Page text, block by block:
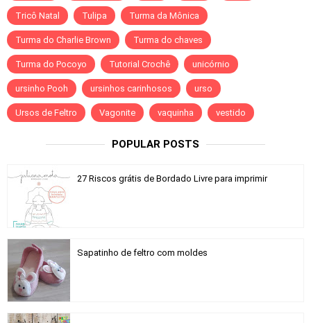
Tricô Natal Tulipa Turma da Mônica
Turma do Charlie Brown Turma do chaves
Turma do Pocoyo Tutorial Crochê unicórnio
ursinho Pooh ursinhos carinhosos urso
Ursos de Feltro Vagonite vaquinha vestido
POPULAR POSTS
27 Riscos grátis de Bordado Livre para imprimir
Sapatinho de feltro com moldes